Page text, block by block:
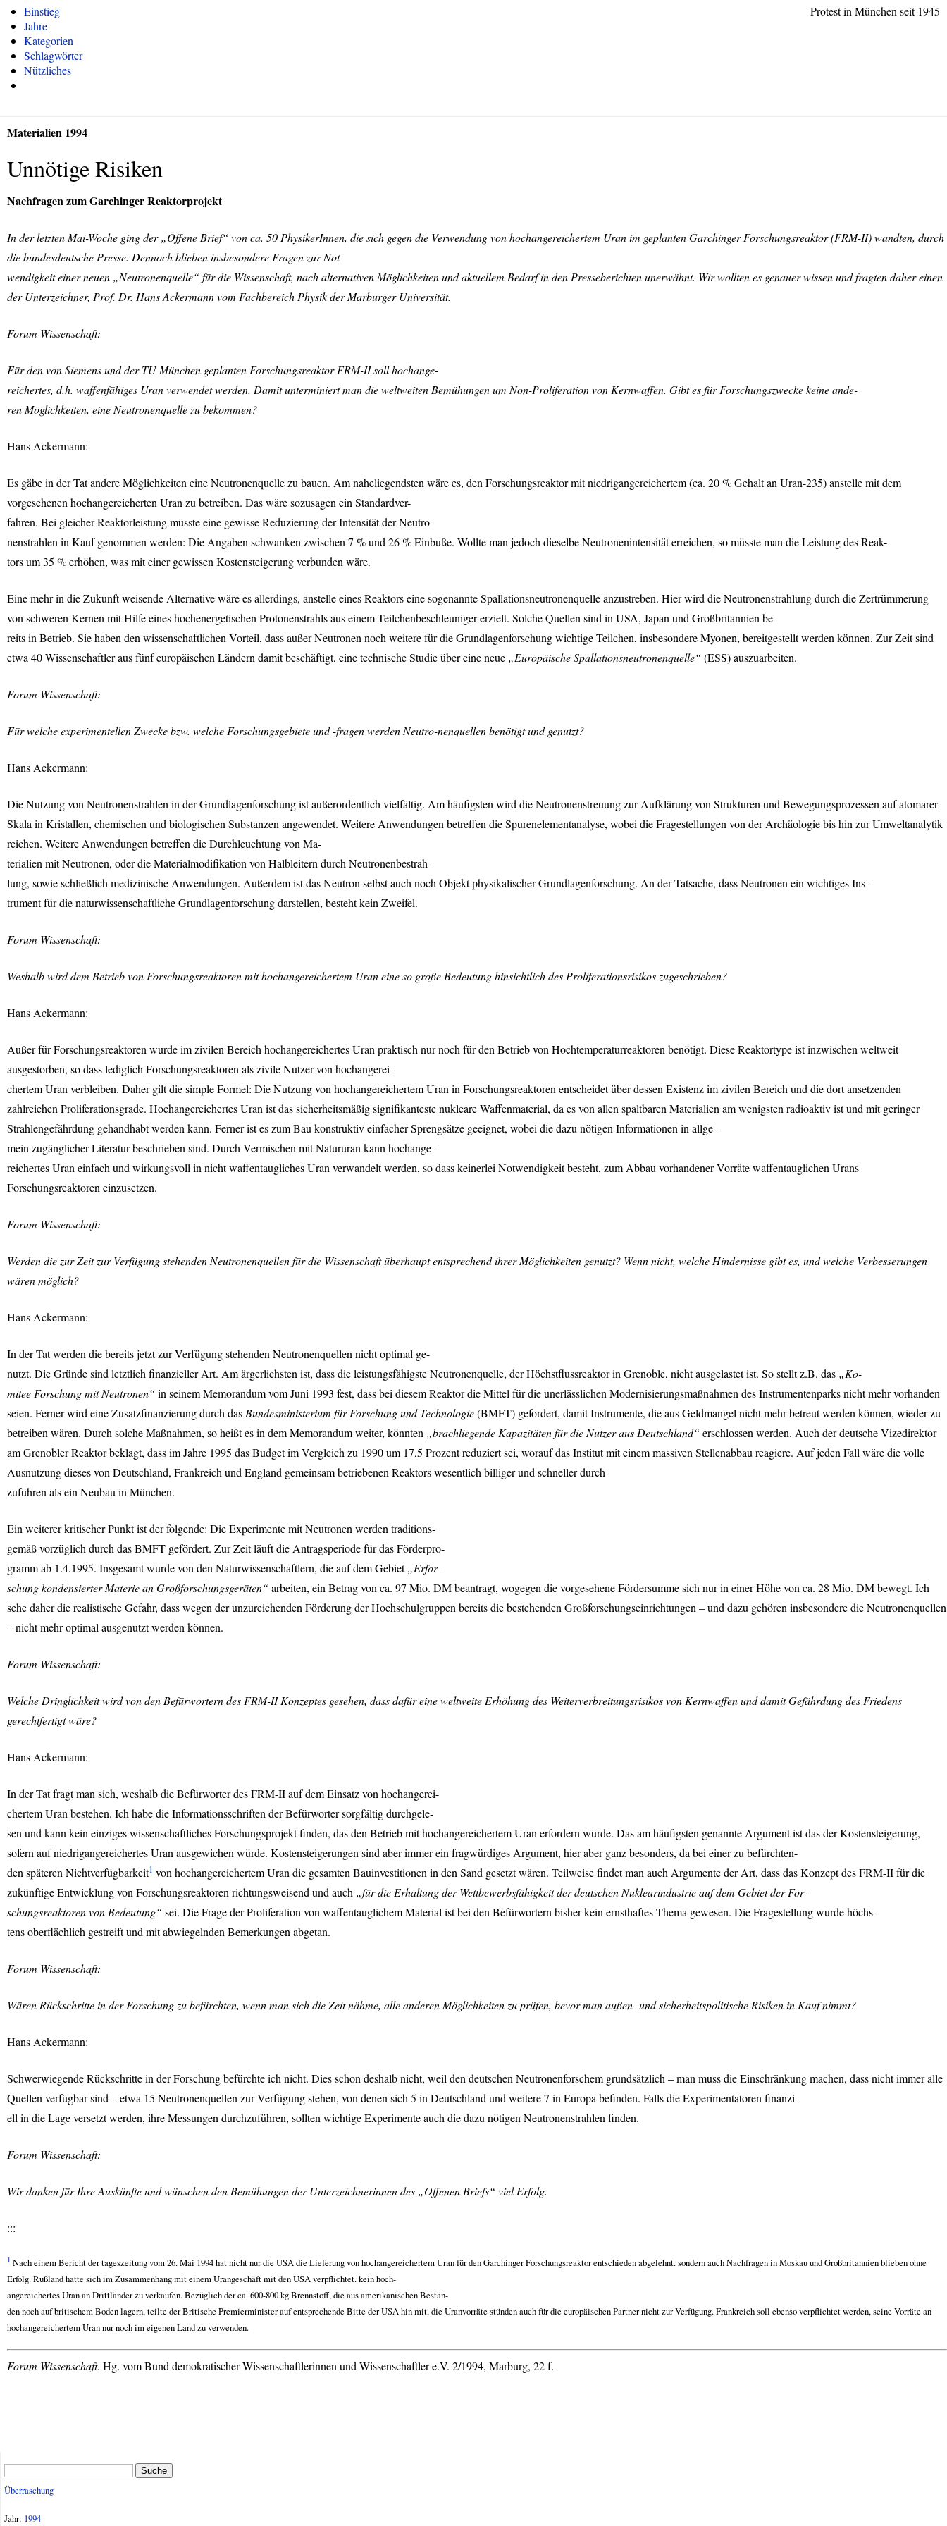
Protest in München seit 1945
Einstieg
Jahre
Kategorien
Schlagwörter
Nützliches
Materialien 1994
Unnötige Risiken
Nachfragen zum Garchinger Reaktorprojekt
In der letzten Mai-Woche ging der „Offene Brief“ von ca. 50 PhysikerInnen, die sich gegen die Verwendung von hochangereichertem Uran im geplanten Garchinger Forschungsreaktor (FRM-II) wandten, durch
die bundesdeutsche Presse. Dennoch blieben insbesondere Fragen zur Not-
wendigkeit einer neuen „Neutronenquelle“ für die Wissenschaft, nach alternativen Möglichkeiten und aktuellem Bedarf in den Presseberichten unerwähnt. Wir wollten es genauer wissen und fragten daher einen
der Unterzeichner, Prof. Dr. Hans Ackermann vom Fachbereich Physik der Marburger Universität.
Forum Wissenschaft:
Für den von Siemens und der TU München geplanten ForschungsreaktorFRM-II soll hochange-
reichertes, d.h. waffenfähiges Uran verwendet werden. Damit unterminiert man die weltweiten Bemühungen um Non-Proliferation von Kernwaffen. Gibt es für Forschungszwecke keine ande-
ren Möglichkeiten, eine Neutronenquelle zu bekommen?
Hans Ackermann:
Es gäbe in der Tat andere Möglichkeiten eine Neutronenquelle zu bauen. Am naheliegendsten wäre es, den Forschungsreaktor mit niedrigangereichertem (ca. 20 % Gehalt an Uran-235) anstelle mit dem
vorgesehenen hochangereicherten Uran zu betreiben. Das wäre sozusagen ein Standardver-
fahren. Bei gleicher Reaktorleistung müsste eine gewisse Reduzierung der Intensität der Neutro-
nenstrahlen in Kauf genommen werden: Die Angaben schwanken zwischen 7 % und 26 % Einbuße. Wollte man jedoch dieselbe Neutronenintensität erreichen, so müsste man die Leistung des Reak-
tors um 35 % erhöhen, was mit einer gewissen Kostensteigerung verbunden wäre.
Eine mehr in die Zukunft weisende Alternative wäre es allerdings, anstelle eines Reaktors eine sogenannte Spallationsneutronenquelle anzustreben. Hier wird die Neutronenstrahlung durch die Zertrümmerung
von schweren Kernen mit Hilfe eines hochenergetischen Protonenstrahls aus einem Teilchenbeschleuniger erzielt. Solche Quellen sind in USA, Japan und Großbritannien be-
reits in Betrieb. Sie haben den wissenschaftlichen Vorteil, dass außer Neutronen noch weitere für die Grundlagenforschung wichtige Teilchen, insbesondere Myonen, bereitgestellt werden können. Zur Zeit sind
etwa 40 Wissenschaftler aus fünf europäischen Ländern damit beschäftigt, eine technische Studie über eine neue „Europäische Spallationsneutronenquelle“ (ESS) auszuarbeiten.
Forum Wissenschaft:
Für welche experimentellen Zwecke bzw. welche Forschungsgebiete und -fragen werden Neutro-nenquellen benötigt und genutzt?
Hans Ackermann:
Die Nutzung von Neutronenstrahlen in der Grundlagenforschung ist außerordentlich vielfältig. Am häufigsten wird die Neutronenstreuung zur Aufklärung von Strukturen und Bewegungsprozessen auf atomarer
Skala in Kristallen, chemischen und biologischen Substanzen angewendet. Weitere Anwendungen betreffen die Spurenelementanalyse, wobei die Fragestellungen von der Archäologie bis hin zur Umweltanalytik
reichen. Weitere Anwendungen betreffen die Durchleuchtung von Ma-
terialien mit Neutronen, oder die Materialmodifikation von Halbleitern durch Neutronenbestrah-
lung, sowie schließlich medizinische Anwendungen. Außerdem ist das Neutron selbst auch noch Objekt physikalischer Grundlagenforschung. An der Tatsache, dass Neutronen ein wichtiges Ins-
trument für die naturwissenschaftliche Grundlagenforschung darstellen, besteht kein Zweifel.
Forum Wissenschaft:
Weshalb wird dem Betrieb von Forschungsreaktoren mit hochangereichertem Uran eine so große Bedeutung hinsichtlich des Proliferationsrisikos zugeschrieben?
Hans Ackermann:
Außer für Forschungsreaktoren wurde im zivilen Bereich hochangereichertes Uran praktisch nur noch für den Betrieb von Hochtemperaturreaktoren benötigt. Diese Reaktortype ist inzwischen weltweit
ausgestorben, so dass lediglich Forschungsreaktoren als zivile Nutzer von hochangerei-
chertem Uran verbleiben. Daher gilt die simple Formel: Die Nutzung von hochangereichertem Uran in Forschungsreaktoren entscheidet über dessen Existenz im zivilen Bereich und die dort ansetzenden
zahlreichen Proliferationsgrade. Hochangereichertes Uran ist das sicherheitsmäßig signifikanteste nukleare Waffenmaterial, da es von allen spaltbaren Materialien am wenigsten radioaktiv ist und mit geringer
Strahlengefährdung gehandhabt werden kann. Ferner ist es zum Bau konstruktiv einfacher Sprengsätze geeignet, wobei die dazu nötigen Informationen in allge-
mein zugänglicher Literatur beschrieben sind. Durch Vermischen mit Natururan kann hochange-
reichertes Uran einfach und wirkungsvoll in nicht waffentaugliches Uran verwandelt werden, so dass keinerlei Notwendigkeit besteht, zum Abbau vorhandener Vorräte waffentauglichen Urans
Forschungsreaktoren einzusetzen.
Forum Wissenschaft:
Werden die zur Zeit zur Verfügung stehenden Neutronenquellen für die Wissenschaft überhaupt entsprechend ihrer Möglichkeiten genutzt? Wenn nicht, welche Hindernisse gibt es, und welche Verbesserungen
wären möglich?
Hans Ackermann:
In der Tat werden die bereits jetzt zur Verfügung stehenden Neutronenquellen nicht optimal ge-
nutzt. Die Gründe sind letztlich finanzieller Art. Am ärgerlichsten ist, dass die leistungsfähigste Neutronenquelle, der Höchstflussreaktor in Grenoble, nicht ausgelastet ist. So stellt z.B. das „Ko-
mitee Forschung mit Neutronen“ in seinem Memorandum vom Juni 1993 fest, dass bei diesem Reaktor die Mittel für die unerlässlichen Modernisierungsmaßnahmen des Instrumentenparks nicht mehr vorhanden
seien. Ferner wird eine Zusatzfinanzierung durch das Bundesministerium für Forschung und Technologie(BMFT) gefordert, damit Instrumente, die aus Geldmangel nicht mehr betreut werden können, wieder zu
betreiben wären. Durch solche Maßnahmen, so heißt es in dem Memorandum weiter, könnten „brachliegende Kapazitäten für die Nutzer aus Deutschland“ erschlossen werden. Auch der deutsche Vizedirektor
am Grenobler Reaktor beklagt, dass im Jahre 1995 das Budget im Vergleich zu 1990 um 17,5 Prozent reduziert sei, worauf das Institut mit einem massiven Stellenabbau reagiere. Auf jeden Fall wäre die volle
Ausnutzung dieses von Deutschland, Frankreich und England gemeinsam betriebenen Reaktors wesentlich billiger und schneller durch-
zuführen als ein Neubau in München.
Ein weiterer kritischer Punkt ist der folgende: Die Experimente mit Neutronen werden traditions-
gemäß vorzüglich durch dasBMFT gefördert. Zur Zeit läuft die Antragsperiode für das Förderpro-
gramm ab 1.4.1995. Insgesamt wurde von den Naturwissenschaftlern, die auf dem Gebiet„Erfor-
schung kondensierter Materie an Großforschungsgeräten“ arbeiten, ein Betrag von ca. 97 Mio. DM beantragt, wogegen die vorgesehene Fördersumme sich nur in einer Höhe von ca. 28 Mio. DM bewegt. Ich
sehe daher die realistische Gefahr, dass wegen der unzureichenden Förderung der Hochschulgruppen bereits die bestehenden Großforschungseinrichtungen – und dazu gehören insbesondere die Neutronenquellen
– nicht mehr optimal ausgenutzt werden können.
Forum Wissenschaft:
Welche Dringlichkeit wird von den Befürwortern des FRM-II Konzeptes gesehen, dass dafür eine weltweite Erhöhung des Weiterverbreitungsrisikos von Kernwaffen und damit Gefährdung des Friedens
gerechtfertigt wäre?
Hans Ackermann:
In der Tat fragt man sich, weshalb die Befürworter desFRM-II auf dem Einsatz von hochangerei-
chertem Uran bestehen. Ich habe die Informationsschriften der Befürworter sorgfältig durchgele-
sen und kann kein einziges wissenschaftliches Forschungsprojekt finden, das den Betrieb mit hochangereichertem Uran erfordern würde. Das am häufigsten genannte Argument ist das der Kostensteigerung,
sofern auf niedrigangereichertes Uran ausgewichen würde. Kostensteigerungen sind aber immer ein fragwürdiges Argument, hier aber ganz besonders, da bei einer zu befürchten-
den späteren Nichtverfügbarkeit1 von hochangereichertem Uran die gesamten Bauinvestitionen in den Sand gesetzt wären. Teilweise findet man auch Argumente der Art, dass das Konzept desFRM-II für die
zukünftige Entwicklung von Forschungsreaktoren richtungsweisend und auch „für die Erhaltung der Wettbewerbsfähigkeit der deutschen Nuklearindustrie auf dem Gebiet der For-
schungsreaktoren von Bedeutung“ sei. Die Frage der Proliferation von waffentauglichem Material ist bei den Befürwortern bisher kein ernsthaftes Thema gewesen. Die Fragestellung wurde höchs-
tens oberflächlich gestreift und mit abwiegelnden Bemerkungen abgetan.
Forum Wissenschaft:
Wären Rückschritte in der Forschung zu befürchten, wenn man sich die Zeit nähme, alle anderen Möglichkeiten zu prüfen, bevor man außen- und sicherheitspolitische Risiken in Kauf nimmt?
Hans Ackermann:
Schwerwiegende Rückschritte in der Forschung befürchte ich nicht. Dies schon deshalb nicht, weil den deutschen Neutronenforschem grundsätzlich – man muss die Einschränkung machen, dass nicht immer alle
Quellen verfügbar sind – etwa 15 Neutronenquellen zur Verfügung stehen, von denen sich 5 in Deutschland und weitere 7 in Europa befinden. Falls die Experimentatoren finanzi-
ell in die Lage versetzt werden, ihre Messungen durchzuführen, sollten wichtige Experimente auch die dazu nötigen Neutronenstrahlen finden.
Forum Wissenschaft:
Wir danken für Ihre Auskünfte und wünschen den Bemühungen der Unterzeichnerinnen des „Offenen Briefs“ viel Erfolg.
:::
1 Nach einem Bericht der tageszeitung vom 26. Mai 1994 hat nicht nur die USAdie Lieferung von hochangereichertem Uran für den Garchinger Forschungsreaktor entschieden abgelehnt. sondern auch Nachfragen in Moskau und Großbritannien blieben ohne
Erfolg. Rußland hatte sich im Zusammenhang mit einem Urangeschäft mit denUSAverpflichtet. kein hoch-
angereichertes Uran an Drittländer zu verkaufen. Bezüglich der ca. 600-800 kg Brennstoff, die aus amerikanischen Bestän-
den noch auf britischem Boden lagern, teilte der Britische Premierminister auf entsprechende Bitte derUSAhin mit, die Uranvorräte stünden auch für die europäischen Partner nicht zur Verfügung. Frankreich soll ebenso verpflichtet werden, seine Vorräte an
hochangereichertem Uran nur noch im eigenen Land zu verwenden.
Forum Wissenschaft. Hg. vom Bund demokratischer Wissenschaftlerinnen und Wissenschaftler e.V. 2/1994, Marburg, 22 f.
Suche
Überraschung
Jahr: 1994